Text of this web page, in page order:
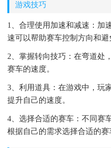
游戏技巧
1、合理使用加速和减速：加
速可以帮助赛车控制方向和避
2、掌握转向技巧：在弯道处
赛车的速度。
3、利用道具：在游戏中，玩
提升自己的速度。
4、选择合适的赛车：不同赛
根据自己的需求选择合适的赛